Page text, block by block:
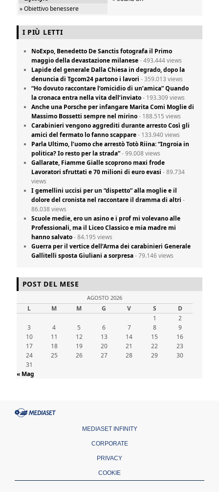
» Obiettivo benessere
I PIÙ LETTI
NoExpo, Benedetto De Sanctis fotografa il Primo
maggio della devastazione milanese- 493.444 views
Lapide del generale Dalla Chiesa in degrado, dopo la
denuncia di Tgcom24 partono i lavori - 359.013 views
“Ho dovuto raccontare l’omicidio di un’amica” Quando
la cronaca entra nella vita dell’inviato- 193.309 views
Anche una Porsche per infangare Marita Comi Moglie di
Massimo Bossetti sempre nel mirino- 188.515 views
Carabinieri vengono aggrediti durante arresto Così gli
amici del fermato lo fanno scappare- 133.940 views
Parla Ultimo, l’uomo che arrestò Totò Riina: “Ingroia in
politica? Io resto per la strada”- 99.008 views
Gallarate, Fiamme Gialle scoprono maxi frode
Lavoratori sfruttati e 70 milioni di euro evasi - 89.734
views
I gemellini uccisi per un “dispetto” alla moglie e il
dolore del cronista nel raccontare il dramma di altri -
86.038 views
Scuole medie, ero un asino e i prof mi volevano alle
Professionali, ma il Liceo Classico e mia madre mi
hanno salvato- 84.195 views
Guerra per il vertice dell’Arma dei carabinieri Generale
Gallitelli sposta Giuliani a sorpresa- 79.146 views
POST DEL MESE
AGOSTO 2026
L M M G V S
D
1
2
3
4 5 6 7 8
9
10
11 12 13 14 15
16
17
18 19 20 21 22
23
24
25 26 27 28 29
30
31
« Mag
MEDIASET INFINITY
CORPORATE
PRIVACY
COOKIE